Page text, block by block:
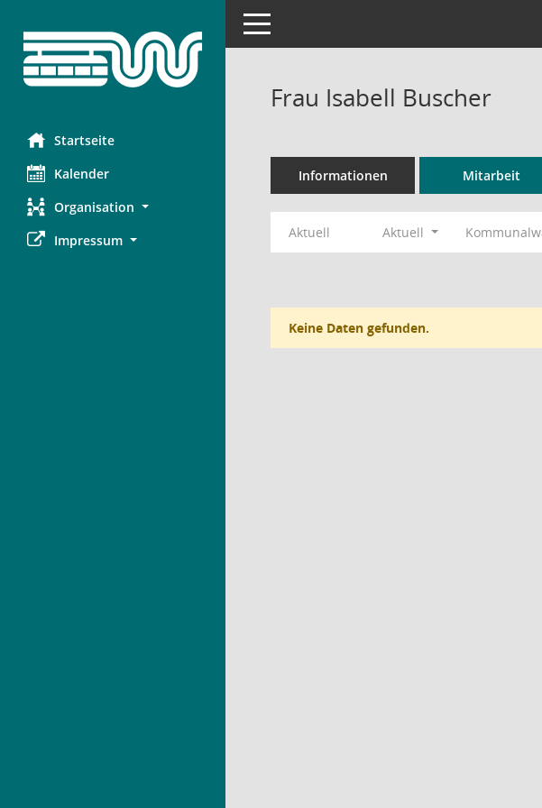
Startseite
Kalender
Organisation
Impressum
Toggle navigation
Frau Isabell Buscher
Informationen Mitarbeit
Aktuell Aktuell
Keine Daten gefunden.